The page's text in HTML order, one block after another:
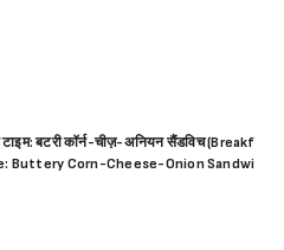
बटरी कॉर्न-चीज़-अनियन सैंडविच (Breakf
Buttery Corn-Cheese-Onion Sandwi